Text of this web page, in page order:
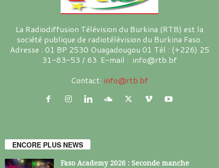
La Radiodiffusion Télévision du Burkina (RTB) est la
société publique de radiotélévision du Burkina Faso.
Adresse : 01 BP 2530 Ouagadougou 01 Tél : (+226) 25
31-83-53 / 63 E-mail : info@rtb.bf
Contact: info@rtb.bf
ENCORE PLUS NEWS
Faso Academy 2026 : Seconde manche